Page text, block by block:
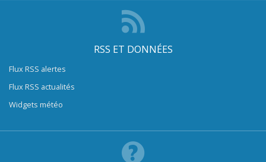
RSS ET DONNÉES
Flux RSS alertes
Flux RSS actualités
Widgets météo